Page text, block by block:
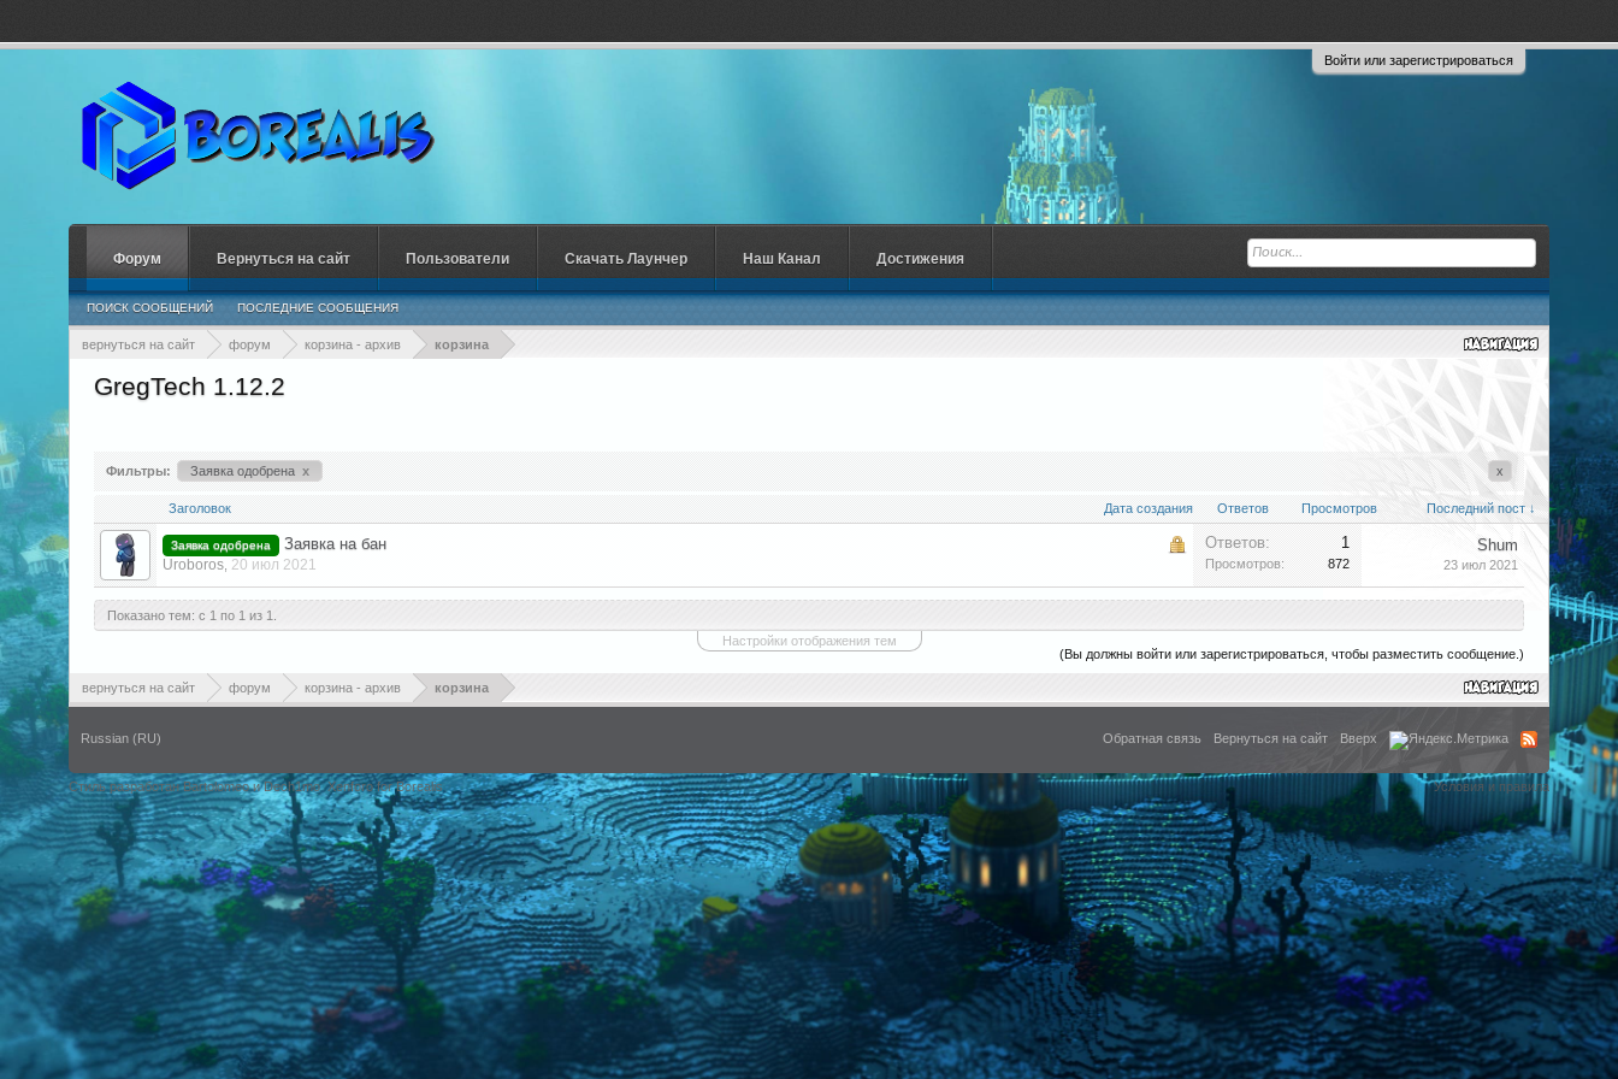
Войти или зарегистрироваться
вернуться на сайт форум корзина - архив корзина
GregTech 1.12.2
Фильтры: Заявка одобрена x x
Заголовок Дата создания Ответов Просмотров Последний пост ↓
Заявка одобрена Заявка на бан
Uroboros 20 июл 2021
Ответов: 1
Просмотров: 872
Shum
23 июл 2021
Показано тем: с 1 по 1 из 1.
Настройки отображения тем
(Вы должны войти или зарегистрироваться, чтобы разместить сообщение.)
вернуться на сайт форум корзина - архив корзина
Форум
ПОИСК СООБЩЕНИЙ ПОСЛЕДНИЕ СООБЩЕНИЯ
Вернуться на сайт Пользователи Скачать Лаунчер Наш Канал Достижения
Russian (RU) Обратная связь Вернуться на сайт Вверх
Стиль разработан Bartolomeo и Dech1moXenforo for Borealis Условия и правила